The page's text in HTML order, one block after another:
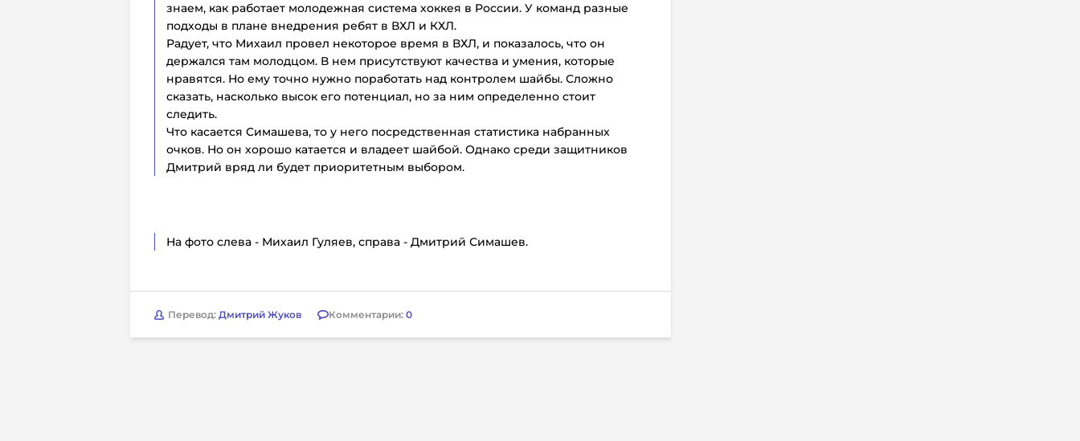
знаем, как работает молодежная система хоккея в России. У команд разные
подходы в плане внедрения ребят в ВХЛ и КХЛ.
Радует, что Михаил провел некоторое время в ВХЛ, и показалось, что он
держался там молодцом. В нем присутствуют качества и умения, которые
нравятся. Но ему точно нужно поработать над контролем шайбы. Сложно
сказать, насколько высок его потенциал, но за ним определенно стоит
следить.
Что касается Симашева, то у него посредственная статистика набранных
очков. Но он хорошо катается и владеет шайбой. Однако среди защитников
Дмитрий вряд ли будет приоритетным выбором.
На фото слева - Михаил Гуляев, справа - Дмитрий Симашев.
Перевод: Дмитрий Жуков Комментарии: 0